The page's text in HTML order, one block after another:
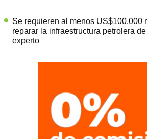
Se requieren al menos US$100.000
reparar la infraestructura petrolera
experto